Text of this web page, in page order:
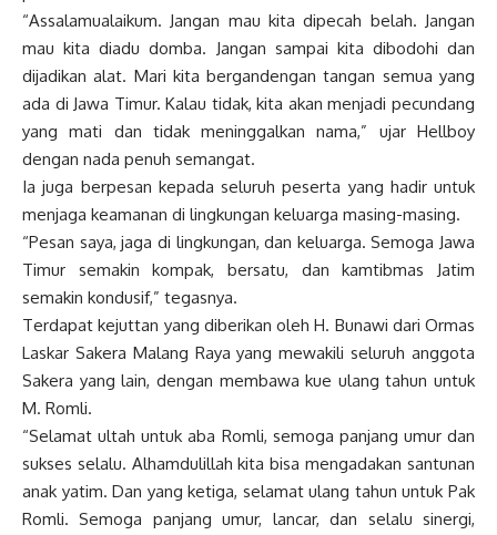
“Assalamualaikum. Jangan mau kita dipecah belah. Jangan
mau kita diadu domba. Jangan sampai kita dibodohi dan
dijadikan alat. Mari kita bergandengan tangan semua yang
ada di Jawa Timur. Kalau tidak, kita akan menjadi pecundang
yang mati dan tidak meninggalkan nama,” ujar Hellboy
dengan nada penuh semangat.
Ia juga berpesan kepada seluruh peserta yang hadir untuk
menjaga keamanan di lingkungan keluarga masing-masing.
“Pesan saya, jaga di lingkungan, dan keluarga. Semoga Jawa
Timur semakin kompak, bersatu, dan kamtibmas Jatim
semakin kondusif,” tegasnya.
Terdapat kejuttan yang diberikan oleh H. Bunawi dari Ormas
Laskar Sakera Malang Raya yang mewakili seluruh anggota
Sakera yang lain, dengan membawa kue ulang tahun untuk
M. Romli.
“Selamat ultah untuk aba Romli, semoga panjang umur dan
sukses selalu. Alhamdulillah kita bisa mengadakan santunan
anak yatim. Dan yang ketiga, selamat ulang tahun untuk Pak
Romli. Semoga panjang umur, lancar, dan selalu sinergi,